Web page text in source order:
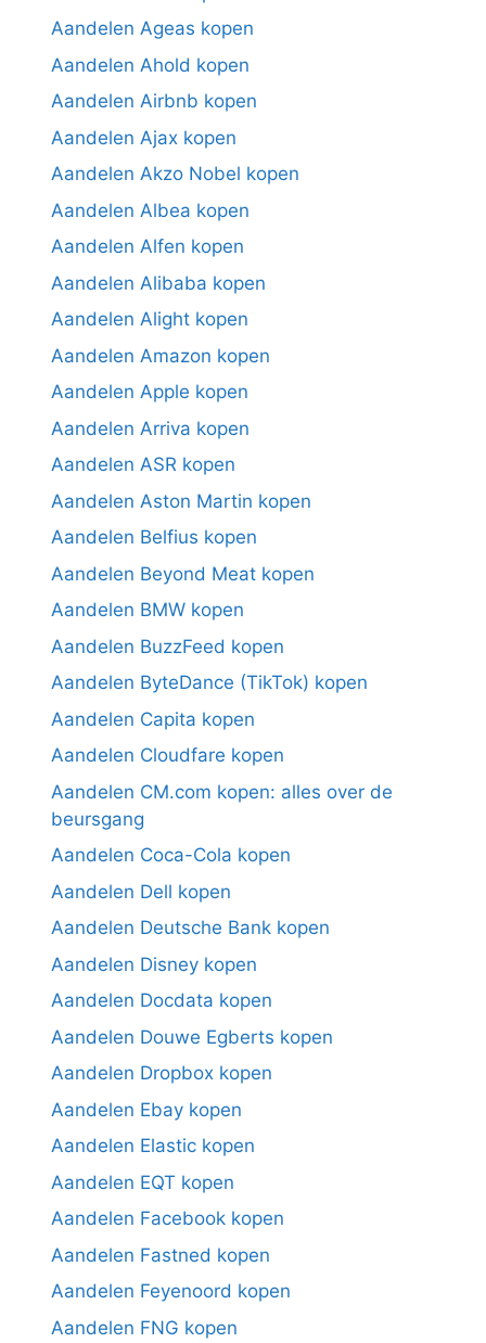
Aandelen Ageas kopen
Aandelen Ahold kopen
Aandelen Airbnb kopen
Aandelen Ajax kopen
Aandelen Akzo Nobel kopen
Aandelen Albea kopen
Aandelen Alfen kopen
Aandelen Alibaba kopen
Aandelen Alight kopen
Aandelen Amazon kopen
Aandelen Apple kopen
Aandelen Arriva kopen
Aandelen ASR kopen
Aandelen Aston Martin kopen
Aandelen Belfius kopen
Aandelen Beyond Meat kopen
Aandelen BMW kopen
Aandelen BuzzFeed kopen
Aandelen ByteDance (TikTok) kopen
Aandelen Capita kopen
Aandelen Cloudfare kopen
Aandelen CM.com kopen: alles over de
beursgang
Aandelen Coca-Cola kopen
Aandelen Dell kopen
Aandelen Deutsche Bank kopen
Aandelen Disney kopen
Aandelen Docdata kopen
Aandelen Douwe Egberts kopen
Aandelen Dropbox kopen
Aandelen Ebay kopen
Aandelen Elastic kopen
Aandelen EQT kopen
Aandelen Facebook kopen
Aandelen Fastned kopen
Aandelen Feyenoord kopen
Aandelen FNG kopen